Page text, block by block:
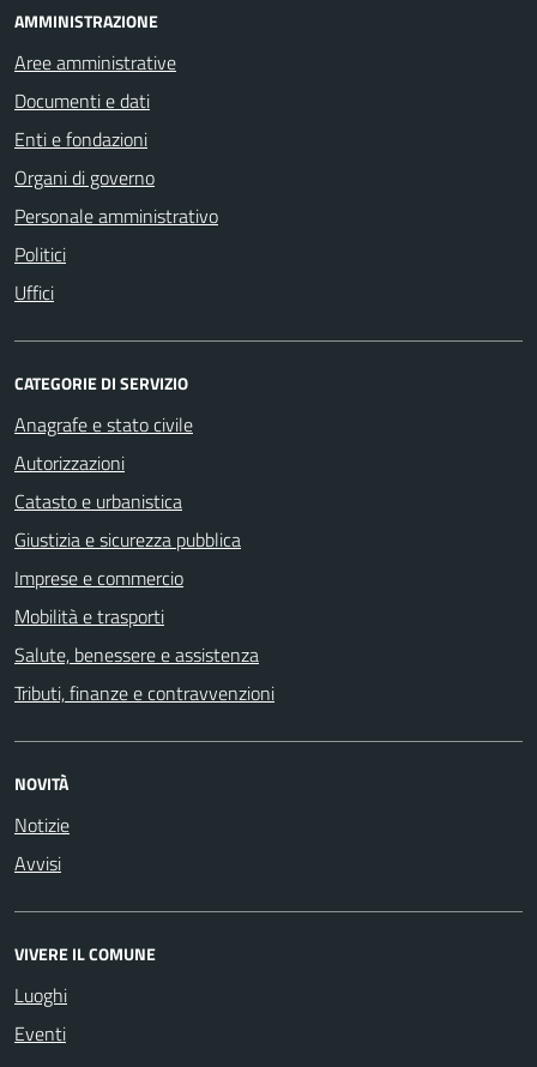
AMMINISTRAZIONE
Aree amministrative
Documenti e dati
Enti e fondazioni
Organi di governo
Personale amministrativo
Politici
Uffici
CATEGORIE DI SERVIZIO
Anagrafe e stato civile
Autorizzazioni
Catasto e urbanistica
Giustizia e sicurezza pubblica
Imprese e commercio
Mobilità e trasporti
Salute, benessere e assistenza
Tributi, finanze e contravvenzioni
NOVITÀ
Notizie
Avvisi
VIVERE IL COMUNE
Luoghi
Eventi